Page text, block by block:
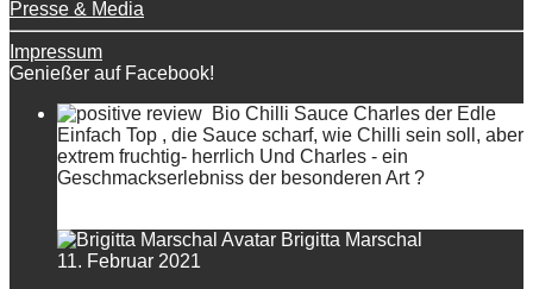
Presse & Media
Impressum
Genießer auf Facebook!
Bio Chilli Sauce Charles der Edle
Einfach Top , die Sauce scharf, wie Chilli sein soll, aber
extrem fruchtig- herrlich Und Charles - ein
Geschmackserlebniss der besonderen Art ?
Brigitta Marschal
11. Februar 2021